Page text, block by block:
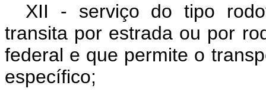
XII - serviço do tipo
transita por estrada ou por
federal e que permite o
específico;